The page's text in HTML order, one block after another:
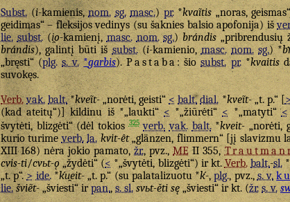
Subst.(i-kamienis,nom. sg. masc.)pr.*kvaĩtis„noras,
geidimas“ – fleksijos vedinys (su šaknies balsio apofonija) iš
lie. subst.(i̯o-kamienį,masc. nom. sg.)brándis„pribrendusių
brándis), galintį būti išsubst.(i-kamienio,masc. nom. sg.) *
„bręsti“ (plg. s. v. *garbis).Pastaba: šiosubst. pr.*kvaitis
suvokęs.
Verb. vak. balt.*kveĩt-„norėti, geisti“< balt. dial.*kveĩt-„t. p.“ [
(kad ateitų“)] kildinu iš *„laukti“<*„žiūrėti“<*„matyti“<
švytėti, blizgėti“ (dėl tokios325 verb. vak. balt.*kveit-„norėti,
kurio turimeverb. la. kvit-êt„glänzen, flimmern“ [jį slavizmu
XIII 168) nėra jokio pamato,žr., pvz.,MEII 355,
cvis-ti/cvьt-ǫ„žydėti“ (<*„švytėti, blizgėti“) ir kt.Verb. balt.-sl.*
„t. p“.> ide.*ḱu̯eit-„t. p.“ (su palatalizuotu *ḱ-,plg., pvz.,s. v.
lie. šviẽt-„šviesti“ irpan.,s. sl. svьt-ěti sę„šviesti“ ir kt. (žr. s. v.